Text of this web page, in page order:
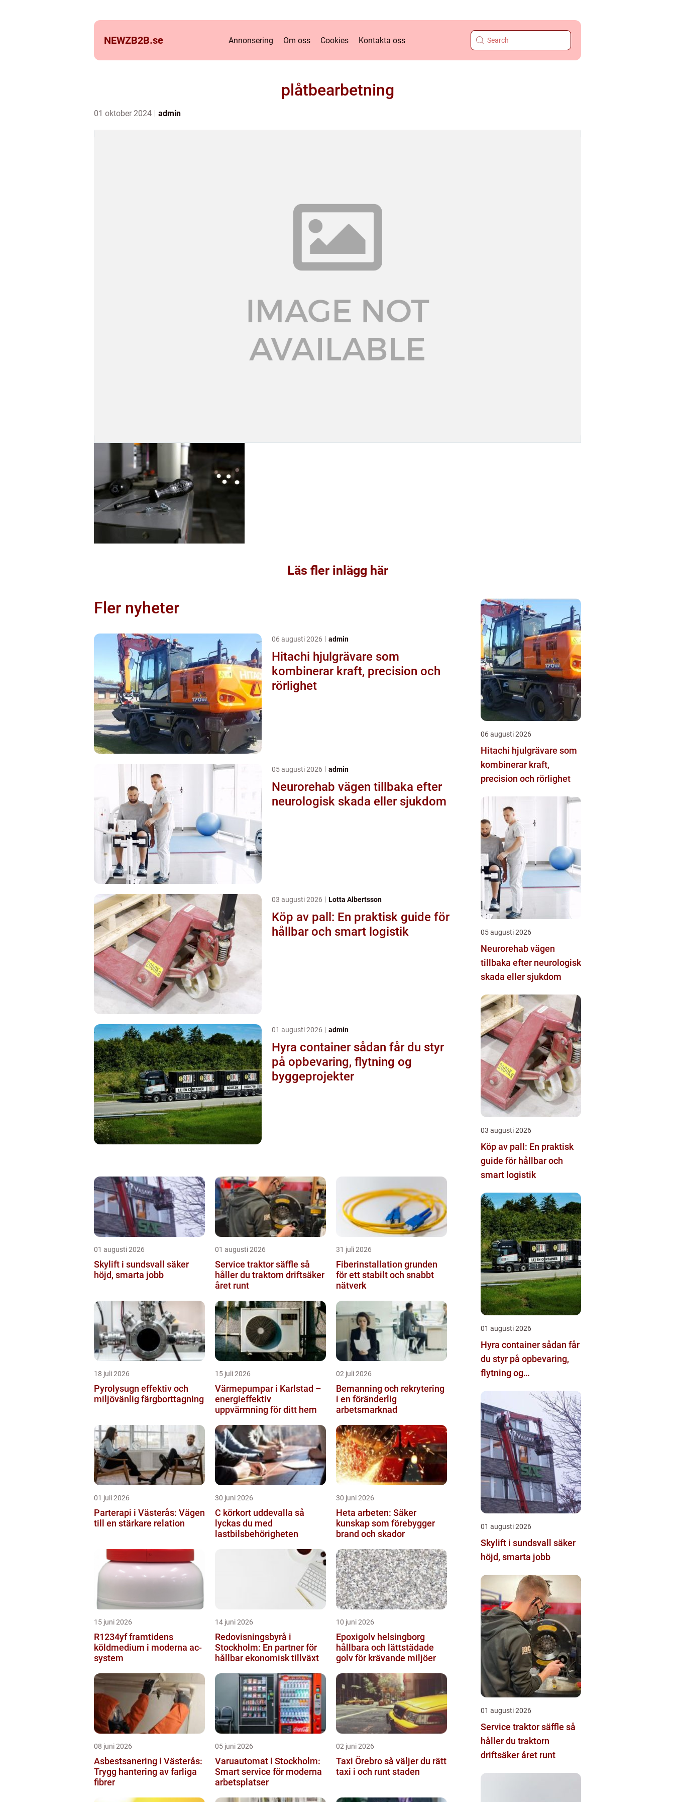
NEWZB2B.se Annonsering Om oss Cookies Kontakta oss
plåtbearbetning
01 oktober 2024 admin
Läs fler inlägg här
Fler nyheter
06 augusti 2026 admin
Hitachi hjulgrävare som
kombinerar kraft, precision och
rörlighet
05 augusti 2026 admin
Neurorehab vägen tillbaka efter
neurologisk skada eller sjukdom
03 augusti 2026 Lotta Albertsson
Köp av pall: En praktisk guide för
hållbar och smart logistik
01 augusti 2026 admin
Hyra container sådan får du styr
på opbevaring, flytning og
byggeprojekter
01 augusti 2026
Skylift i sundsvall säker
höjd, smarta jobb
01 augusti 2026
Service traktor säffle så
håller du traktorn driftsäker
året runt
31 juli 2026
Fiberinstallation grunden
för ett stabilt och snabbt
nätverk
18 juli 2026
Pyrolysugn effektiv och
miljövänlig färgborttagning
15 juli 2026
Värmepumpar i Karlstad –
energieffektiv
uppvärmning för ditt hem
02 juli 2026
Bemanning och rekrytering
i en föränderlig
arbetsmarknad
01 juli 2026
Parterapi i Västerås: Vägen
till en stärkare relation
30 juni 2026
C körkort uddevalla så
lyckas du med
lastbilsbehörigheten
30 juni 2026
Heta arbeten: Säker
kunskap som förebygger
brand och skador
15 juni 2026
R1234yf framtidens
köldmedium i moderna ac-
system
14 juni 2026
Redovisningsbyrå i
Stockholm: En partner för
hållbar ekonomisk tillväxt
10 juni 2026
Epoxigolv helsingborg
hållbara och lättstädade
golv för krävande miljöer
08 juni 2026
Asbestsanering i Västerås:
Trygg hantering av farliga
fibrer
05 juni 2026
Varuautomat i Stockholm:
Smart service för moderna
arbetsplatser
02 juni 2026
Taxi Örebro så väljer du rätt
taxi i och runt staden
06 augusti 2026
Hitachi hjulgrävare som
kombinerar kraft,
precision och rörlighet
05 augusti 2026
Neurorehab vägen
tillbaka efter neurologisk
skada eller sjukdom
03 augusti 2026
Köp av pall: En praktisk
guide för hållbar och
smart logistik
01 augusti 2026
Hyra container sådan får
du styr på opbevaring,
flytning og
01 augusti 2026
Skylift i sundsvall säker
höjd, smarta jobb
01 augusti 2026
Service traktor säffle så
håller du traktorn
driftsäker året runt